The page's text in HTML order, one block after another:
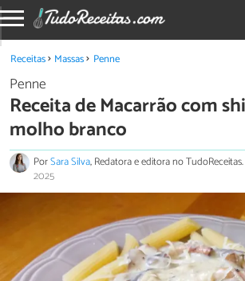
Receitas Massas Penne
Penne
Receita de Macarrão com
molho branco
PorSara Silva, Redatora e editora no TudoReceitas.
2025